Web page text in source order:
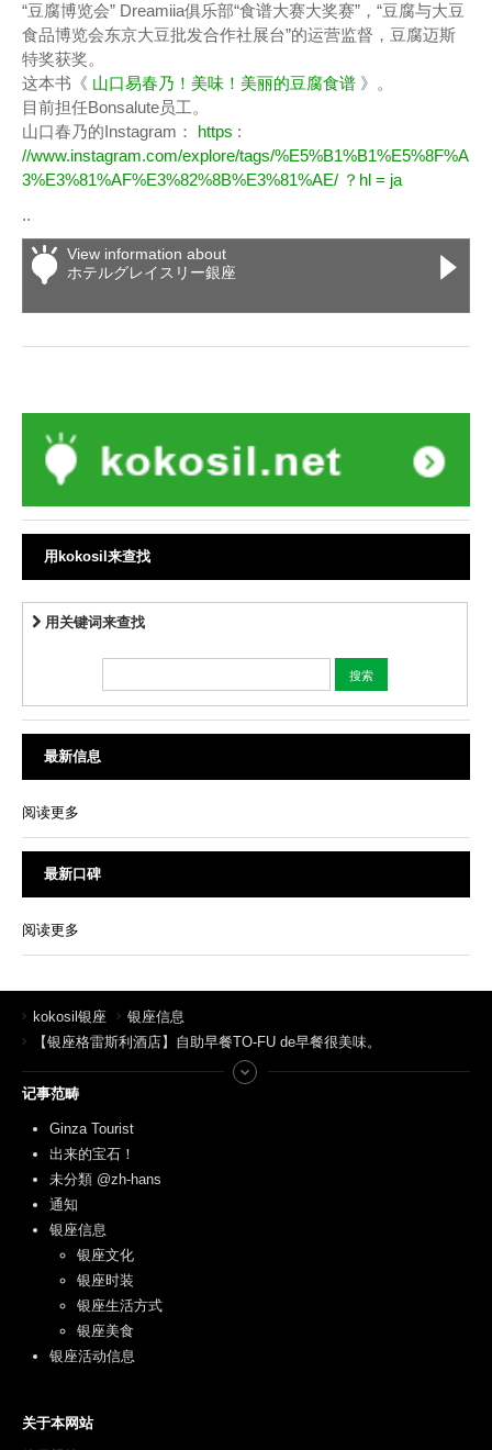
“豆腐博览会” Dreamiia俱乐部“食谱大赛大奖赛”，“豆腐与大豆
食品博览会东京大豆批发合作社展台”的运营监督，豆腐迈斯
特奖获奖。
这本书《 山口易春乃！美味！美丽的豆腐食谱 》。
目前担任Bonsalute员工。
山口春乃的Instagram： https :
//www.instagram.com/explore/tags/%E5%B1%B1%E5%8F%A
3%E3%81%AF%E3%82%8B%E3%81%AE/ ？hl = ja
..
View information about
ホテルグレイスリー銀座
用kokosil来查找
用关键词来查找
最新信息
阅读更多
最新口碑
阅读更多
kokosil银座
银座信息
【银座格雷斯利酒店】自助早餐TO-FU de早餐很美味。
记事范畴
Ginza Tourist
出来的宝石！
未分類 @zh-hans
通知
银座信息
银座文化
银座时装
银座生活方式
银座美食
银座活动信息
关于本网站